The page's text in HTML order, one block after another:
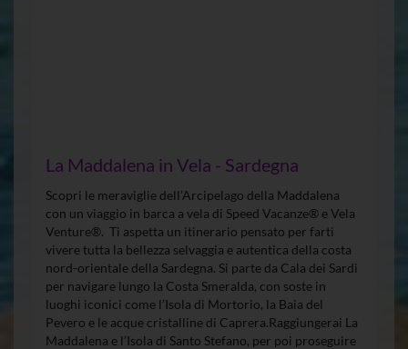
La Maddalena in Vela - Sardegna
Scopri le meraviglie dell’Arcipelago della Maddalena
con un viaggio in barca a vela di Speed Vacanze® e Vela
Venture®. Ti aspetta un itinerario pensato per farti
vivere tutta la bellezza selvaggia e autentica della costa
nord-orientale della Sardegna. Si parte da Cala dei Sardi
per navigare lungo la Costa Smeralda, con soste in
luoghi iconici come l’Isola di Mortorio, la Baia del
Pevero e le acque cristalline di Caprera.Raggiungerai La
Maddalena e l’Isola di Santo Stefano, per poi proseguire